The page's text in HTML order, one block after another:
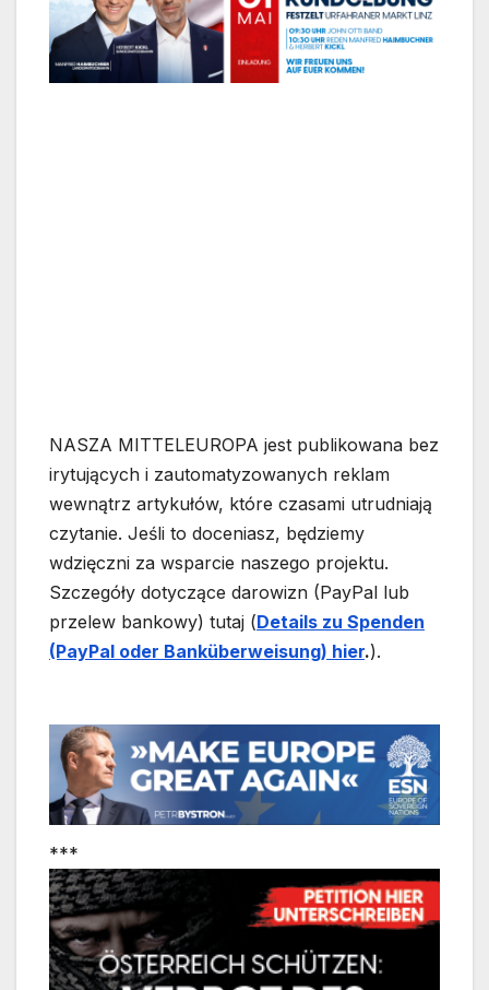
NASZA MITTELEUROPA jest publikowana bez
irytujących i zautomatyzowanych reklam
wewnątrz artykułów, które czasami utrudniają
czytanie. Jeśli to doceniasz, będziemy
wdzięczni za wsparcie naszego projektu.
Szczegóły dotyczące darowizn (PayPal lub
przelew bankowy) tutaj (Details zu Spenden
(PayPal oder Banküberweisung) hier.).
***